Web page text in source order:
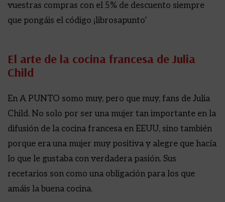
vuestras compras con el 5% de descuento siempre
que pongáis el código ¡librosapunto’
El arte de la cocina francesa de Julia
Child
En A PUNTO somo muy, pero que muy, fans de Julia
Child. No solo por ser una mujer tan importante en la
difusión de la cocina francesa en EEUU, sino también
porque era una mujer muy positiva y alegre que hacía
lo que le gustaba con verdadera pasión. Sus
recetarios son como una obligación para los que
amáis la buena cocina.